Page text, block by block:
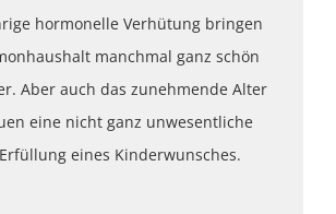
hormonelle Verhütung bringen
manchmal ganz schön
Aber auch das zunehmende Alter
eine nicht ganz unwesentliche
eines Kinderwunsches.